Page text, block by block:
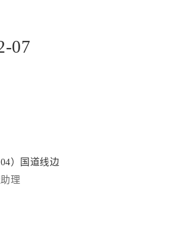
07
）国道线边
理